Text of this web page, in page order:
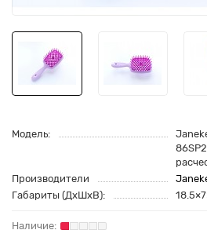
Модель:
Производители
Габариты (ДхШхВ):